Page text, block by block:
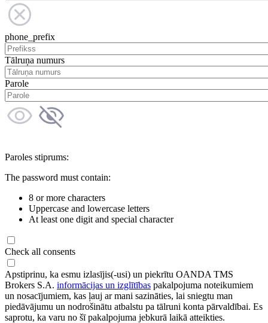
phone_prefix
Tālruņa numurs
Parole
Paroles stiprums:
The password must contain:
8 or more characters
Uppercase and lowercase letters
At least one digit and special character
Check all consents
Apstiprinu, ka esmu izlasījis(-usi) un piekrītu OANDA TMS
Brokers S.A. informācijas un izglītības pakalpojuma noteikumiem
un nosacījumiem, kas ļauj ar mani sazināties, lai sniegtu man
piedāvājumu un nodrošinātu atbalstu pa tālruni konta pārvaldībai. Es
saprotu, ka varu no šī pakalpojuma jebkurā laikā atteikties.